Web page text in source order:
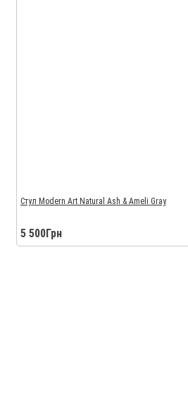
Стул Modern Art Natural Ash & Ameli Gray
5 500Грн